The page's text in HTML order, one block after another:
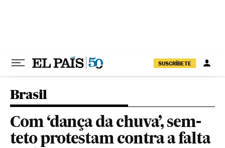
SUSCRÍBETE
Brasil
Com ‘dança da chuva’, sem-
teto protestam contra a falta